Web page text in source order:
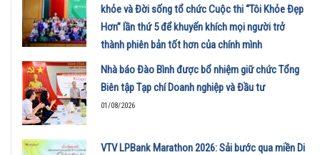
khỏe và Đời sống tổ chức Cuộc thi “Tôi Khỏe Đẹp
Hơn” lần thứ 5 để khuyến khích mọi người trở
thành phiên bản tốt hơn của chính mình
Nhà báo Đào Bình được bổ nhiệm giữ chức Tổng
Biên tập Tạp chí Doanh nghiệp và Đầu tư
01/08/2026
VTV LPBank Marathon 2026: Sải bước qua miền Di